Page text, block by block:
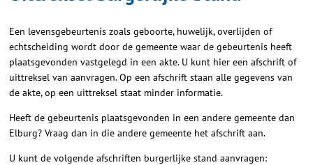
Een levensgebeurtenis zoals geboorte, huwelijk, overlijden of
echtscheiding wordt door de gemeente waar de gebeurtenis heeft
plaatsgevonden vastgelegd in een akte. U kunt hier een afschrift of
uittreksel van aanvragen. Op een afschrift staan alle gegevens van
de akte, op een uittreksel staat minder informatie.
Heeft de gebeurtenis plaatsgevonden in een andere gemeente dan
Elburg? Vraag dan in die andere gemeente het afschrift aan.
U kunt de volgende afschriften burgerlijke stand aanvragen: